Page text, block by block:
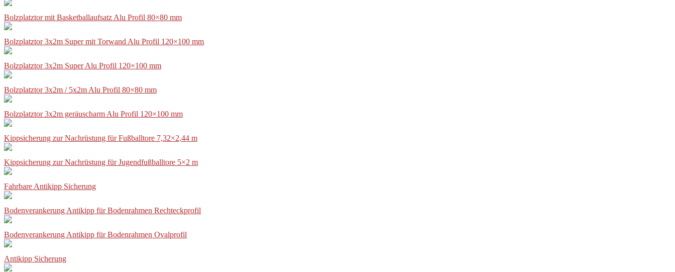
Bolzplatztor mit Basketballaufsatz Alu Profil 80×80 mm
Bolzplatztor 3x2m Super mit Torwand Alu Profil 120×100 mm
Bolzplatztor 3x2m Super Alu Profil 120×100 mm
Bolzplatztor 3x2m / 5x2m Alu Profil 80×80 mm
Bolzplatztor 3x2m geräuscharm Alu Profil 120×100 mm
Kippsicherung zur Nachrüstung für Fußballtore 7,32×2,44 m
Kippsicherung zur Nachrüstung für Jugendfußballtore 5×2 m
Fahrbare Antikipp Sicherung
Bodenverankerung Antikipp für Bodenrahmen Rechteckprofil
Bodenverankerung Antikipp für Bodenrahmen Ovalprofil
Antikipp Sicherung